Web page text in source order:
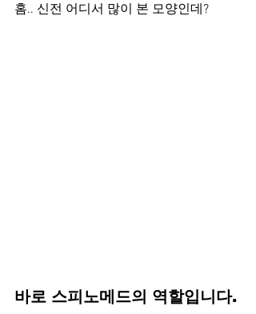
홈.. 신전 어디서 많이 본 모양인데?
바로 스피노메드의 역할입니다.